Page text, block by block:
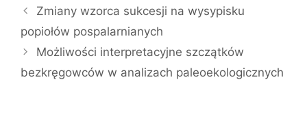
Zmiany wzorca sukcesji na wysypisku
popiołów pospalarnianych
Możliwości interpretacyjne szczątków
bezkręgowców w analizach paleoekologicznych